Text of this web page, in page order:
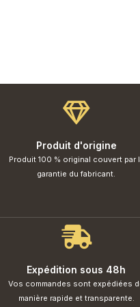
Produit d'origine
Produit 100 % original couvert par
garantie du fabricant.
Expédition sous 48h
Vos commandes sont expédiées
manière rapide et transparente.